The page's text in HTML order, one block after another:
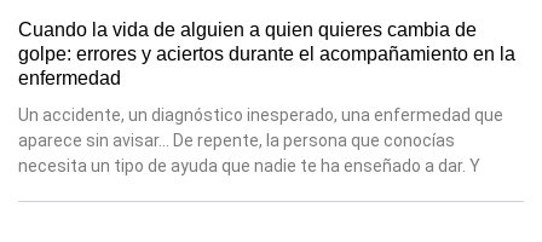
Cuando la vida de alguien a quien quieres cambia de
golpe: errores y aciertos durante el acompañamiento en la
enfermedad
Un accidente, un diagnóstico inesperado, una enfermedad que
aparece sin avisar… De repente, la persona que conocías
necesita un tipo de ayuda que nadie te ha enseñado a dar. Y